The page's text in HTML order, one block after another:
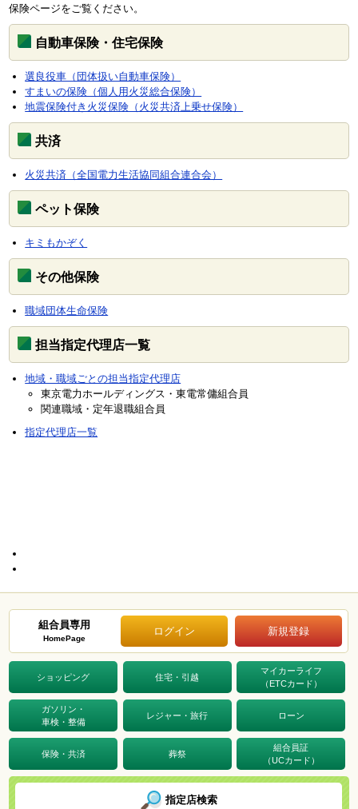
保険ページをご覧ください。
自動車保険・住宅保険
選良役車（団体扱い自動車保険）
すまいの保険（個人用火災総合保険）
地震保険付き火災保険（火災共済上乗せ保険）
共済
火災共済（全国電力生活協同組合連合会）
ペット保険
キミもかぞく
その他保険
職域団体生命保険
担当指定代理店一覧
地域・職域ごとの担当指定代理店
東京電力ホールディングス・東電常傭組合員
関連職域・定年退職組合員
指定代理店一覧
組合員専用
HomePage
ログイン 新規登録
ショッピング 住宅・引越
マイカーライフ
（ETCカード）
ガソリン・
車検・整備
レジャー・旅行 ローン
保険・共済 葬祭
組合員証
（UCカード）
指定店検索